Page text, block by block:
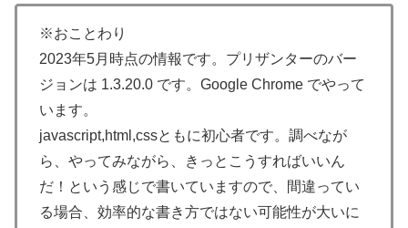
※おことわり
2023年5月時点の情報です。プリザンターのバー
ジョンは 1.3.20.0 です。Google Chrome でやって
います。
javascript,html,cssともに初心者です。調べなが
ら、やってみながら、きっとこうすればいいん
だ！という感じで書いていますので、間違ってい
る場合、効率的な書き方ではない可能性が大いに